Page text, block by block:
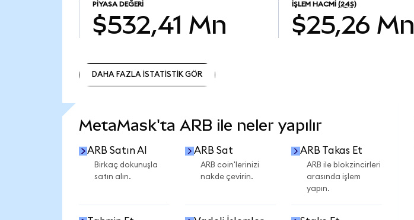
PIYASA DEĞERI
$532,41 Mn
İŞLEM HACMI (24S)
$25,26 Mn
DAHA FAZLA İSTATİSTİK GÖR
MetaMask'ta ARB ile neler yapılır
ARB Satın Al
Birkaç dokunuşla
satın alın.
ARB Sat
ARB coin'lerinizi
nakde çevirin.
ARB Takas Et
ARB ile blokzincirleri
arasında işlem
yapın.